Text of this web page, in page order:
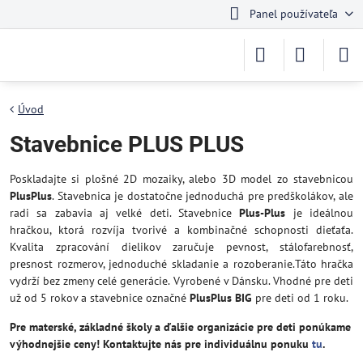
Panel používateľa
Úvod
Stavebnice PLUS PLUS
Poskladajte si plošné 2D mozaiky, alebo 3D model zo stavebnicou
PlusPlus. Stavebnica je dostatočne jednoduchá pre predškolákov, ale
radi sa zabavia aj velké deti. StavebnicePlus-Plus je ideálnou
hračkou, ktorá rozvíja tvorivé a kombinačné schopnosti dieťaťa.
Kvalita zpracování dielikov zaručuje pevnost, stálofarebnosť,
presnost rozmerov, jednoduché skladanie a rozoberanie.Táto hračka
vydrží bez zmeny celé generácie. Vyrobené v Dánsku. Vhodné pre deti
už od 5 rokov a stavebnice označné PlusPlus BIG pre deti od 1 roku.
Pre materské, základné školy a ďalšie organizácie pre deti ponúkame
výhodnejšie ceny! Kontaktujte nás pre individuálnu ponuku tu.